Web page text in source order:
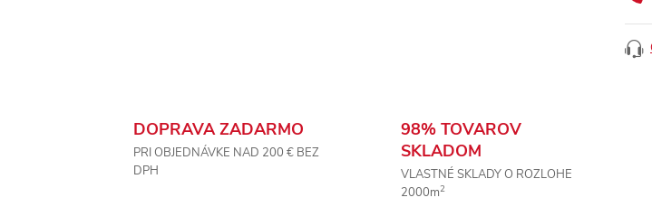
DOPRAVA ZADARMO
PRI OBJEDNÁVKE NAD 200 € BEZ
DPH
98% TOVAROV
SKLADOM
VLASTNÉ SKLADY O ROZLOHE
2000m2